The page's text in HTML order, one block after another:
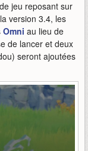
jeu reposant sur
version 3.4, les
Omni au lieu de
de lancer et deux
seront ajoutées